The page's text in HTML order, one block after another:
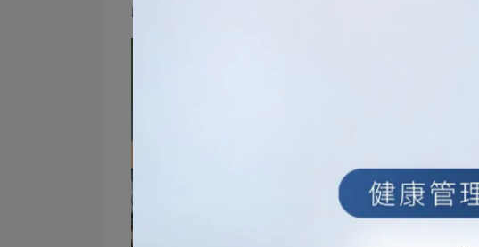
收保養品中的活性成分，更顯膚色明亮，光滑崇拜。